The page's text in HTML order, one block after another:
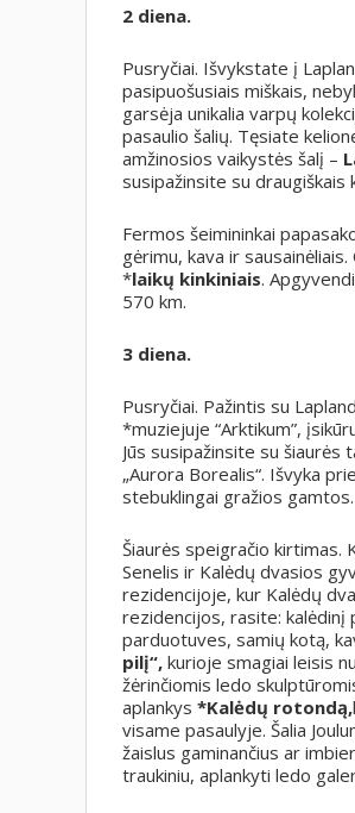
2 diena.
Pusryčiai. Išvykstate į
pasipuošusiais miškais,
garsėja unikalia varpų
pasaulio šalių. Tęsiate
amžinosios vaikystės šalį –
susipažinsite su draugiškais
Fermos šeimininkai
gėrimu, kava ir
*laikų kinkiniais.
570 km.
3 diena.
Pusryčiai. Pažintis su
*muziejuje “Arktikum”,
Jūs susipažinsite su
„Aurora Borealis“. Išvyka
stebuklingai gražios gamtos.
Šiaurės speigračio kirtimas.
Senelis ir Kalėdų dvasios
rezidencijoje, kur Kalėdų
rezidencijos, rasite: kalėdinį
parduotuves, samių kotą,
pilį“, kurioje smagiai leisis
žėrinčiomis ledo
aplankys *Kalėdų rotondą,
visame pasaulyje. Šalia
žaislus gaminančius ar
traukiniu, aplankyti ledo